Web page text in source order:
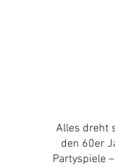
Alles dreht
den 60er
Partyspiele